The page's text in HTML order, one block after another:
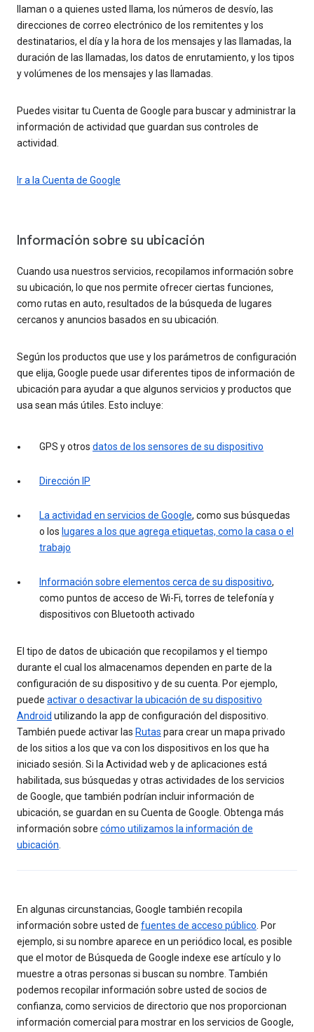
llaman o a quienes usted llama, los números de desvío, las
direcciones de correo electrónico de los remitentes y los
destinatarios, el día y la hora de los mensajes y las llamadas, la
duración de las llamadas, los datos de enrutamiento, y los tipos
y volúmenes de los mensajes y las llamadas.
Puedes visitar tu Cuenta de Google para buscar y administrar la
información de actividad que guardan sus controles de
actividad.
Ir a la Cuenta de Google
Información sobre su ubicación
Cuando usa nuestros servicios, recopilamos información sobre
su ubicación, lo que nos permite ofrecer ciertas funciones,
como rutas en auto, resultados de la búsqueda de lugares
cercanos y anuncios basados en su ubicación.
Según los productos que use y los parámetros de configuración
que elija, Google puede usar diferentes tipos de información de
ubicación para ayudar a que algunos servicios y productos que
usa sean más útiles. Esto incluye:
GPS y otros datos de los sensores de su dispositivo
Dirección IP
La actividad en servicios de Google, como sus búsquedas
o los lugares a los que agrega etiquetas, como la casa o el
trabajo
Información sobre elementos cerca de su dispositivo,
como puntos de acceso de Wi-Fi, torres de telefonía y
dispositivos con Bluetooth activado
El tipo de datos de ubicación que recopilamos y el tiempo
durante el cual los almacenamos dependen en parte de la
configuración de su dispositivo y de su cuenta. Por ejemplo,
puede activar o desactivar la ubicación de su dispositivo
Android utilizando la app de configuración del dispositivo.
También puede activar las Rutas para crear un mapa privado
de los sitios a los que va con los dispositivos en los que ha
iniciado sesión. Si la Actividad web y de aplicaciones está
habilitada, sus búsquedas y otras actividades de los servicios
de Google, que también podrían incluir información de
ubicación, se guardan en su Cuenta de Google. Obtenga más
información sobre cómo utilizamos la información de
ubicación.
En algunas circunstancias, Google también recopila
información sobre usted de fuentes de acceso público. Por
ejemplo, si su nombre aparece en un periódico local, es posible
que el motor de Búsqueda de Google indexe ese artículo y lo
muestre a otras personas si buscan su nombre. También
podemos recopilar información sobre usted de socios de
confianza, como servicios de directorio que nos proporcionan
información comercial para mostrar en los servicios de Google,